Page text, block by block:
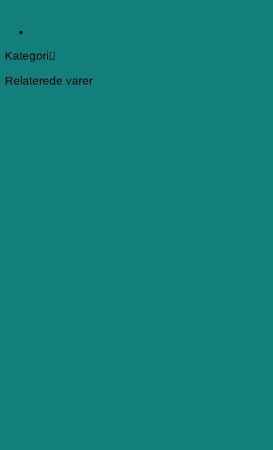
Kategori
Relaterede varer